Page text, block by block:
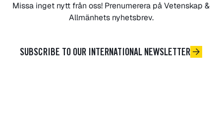
Missa inget nytt från oss! Prenumerera på Vetenskap &
Allmänhets nyhetsbrev.
SUBSCRIBE TO OUR INTERNATIONAL NEWSLETTER